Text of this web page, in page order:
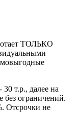
ТОЛЬКО
т.р., далее на
без ограничений.
Отсрочки не